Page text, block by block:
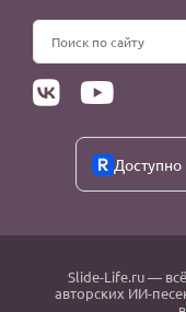
Доступно
Slide-Life.ru— всё
авторских ИИ-